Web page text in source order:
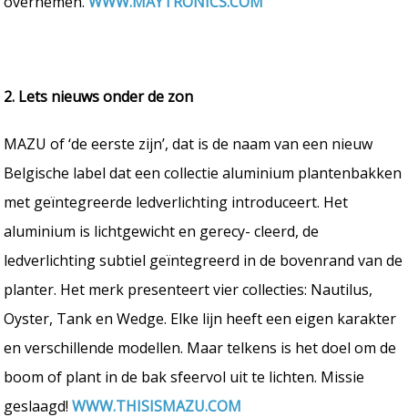
2. Lets nieuws onder de zon
MAZU of ‘de eerste zijn’, dat is de naam van een nieuw
Belgische label dat een collectie aluminium plantenbakken
met geïntegreerde ledverlichting introduceert. Het
aluminium is lichtgewicht en gerecy- cleerd, de
ledverlichting subtiel geïntegreerd in de bovenrand van de
planter. Het merk presenteert vier collecties: Nautilus,
Oyster, Tank en Wedge. Elke lijn heeft een eigen karakter
en verschillende modellen. Maar telkens is het doel om de
boom of plant in de bak sfeervol uit te lichten. Missie
geslaagd!WWW.THISISMAZU.COM